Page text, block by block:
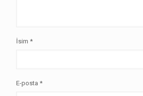
İsim *
E-posta *